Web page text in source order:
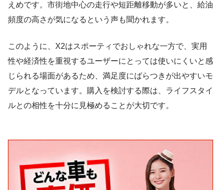
えめです。市街地中心の走行や短距離移動が多いと、給油
頻度の高さが気になるという声も聞かれます。
このように、X2はスポーティでおしゃれな一方で、実用
性や経済性を重視するユーザーにとっては使いにくいと感
じられる場面があるため、満足度にばらつきが出やすいモ
デルとなっています。購入を検討する際は、ライフスタイ
ルとの相性を十分に見極めることが大切です。